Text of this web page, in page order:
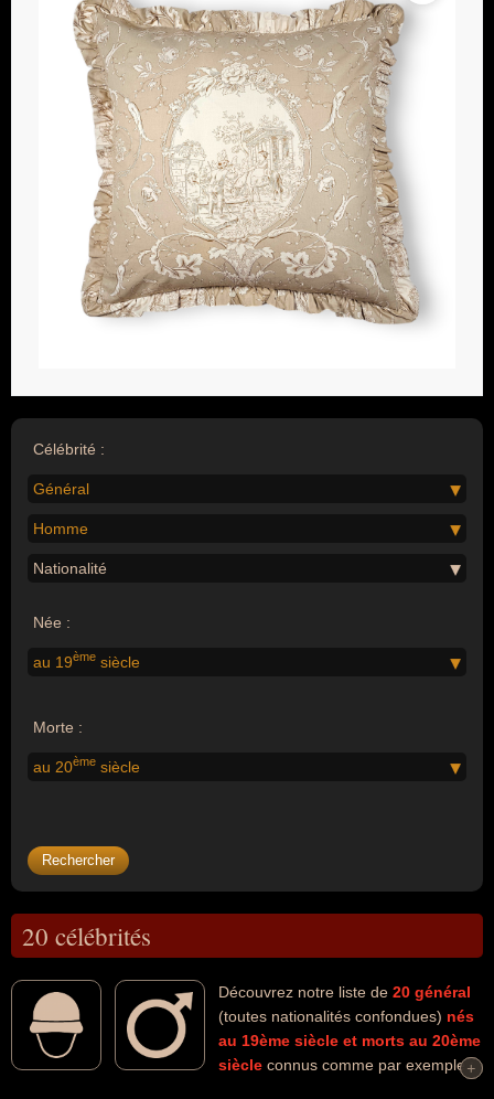
Célébrité :
Général
Homme
Nationalité
Née :
au 19ème siècle
Morte :
au 20ème siècle
20 célébrités
Découvrez notre liste de 20 général
(toutes nationalités confondues) nés
au 19ème siècle et morts au 20ème
siècle connus comme par exemple :
+
+